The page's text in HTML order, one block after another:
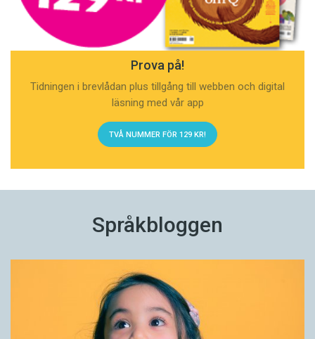
Prova på!
Tidningen i brevlådan plus tillgång till webben och digital
läsning med vår app
TVÅ NUMMER FÖR 129 KR!
Språkbloggen